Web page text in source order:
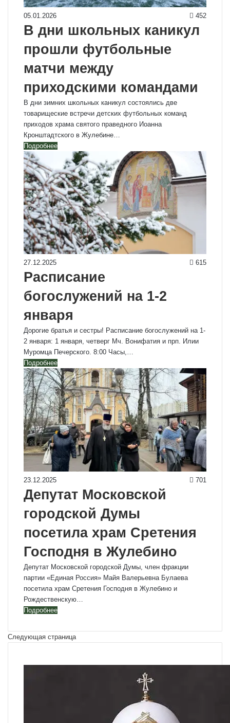
05.01.2026 452
В дни школьных каникул
прошли футбольные
матчи между
приходскими командами
В дни зимних школьных каникул состоялись две
товарищеские встречи детских футбольных команд
приходов храма святого праведного Иоанна
Кронштадтского в Жулебине…
Подробнее
27.12.2025 615
Расписание
богослужений на 1-2
января
Дорогие братья и сестры! Расписание богослужений на 1-
2 января: 1 января, четверг Мч. Вонифатия и прп. Илии
Муромца Печерского. 8:00 Часы,…
Подробнее
23.12.2025 701
Депутат Московской
городской Думы
посетила храм Сретения
Господня в Жулебино
Депутат Московской городской Думы, член фракции
партии «Единая Россия» Майя Валерьевна Булаева
посетила храм Сретения Господня в Жулебино и
Рождественскую…
Подробнее
Следующая страница